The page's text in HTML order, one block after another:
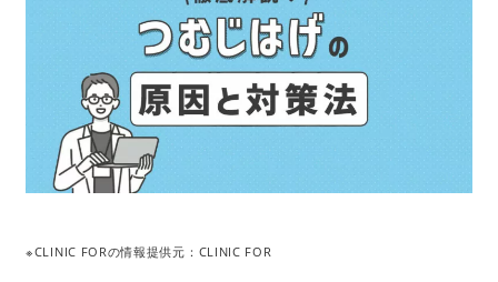
※CLINIC FORの情報提供元：CLINIC FOR